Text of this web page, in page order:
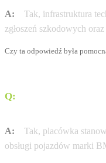
A:
Tak, infrastruktura
zgłoszeń szkodowych
Czy ta odpowiedź była
Q:
A:
Tak, placówka
obsługi pojazdów marki